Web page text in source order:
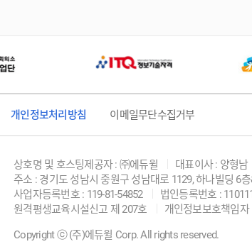
개인정보처리방침 이메일무단수집거부
상호명 및 호스팅제공자 : ㈜에듀윌 대표이사 : 양형남
주소 : 경기도 성남시 중원구 성남대로 1129, 하나빌딩 6
사업자등록번호 : 119-81-54852
법인등록번호 :
원격평생교육시설신고 제 207호
개인정보보호책임자
Copyright ⓒ (주)에듀윌 Corp. All rights reserved.